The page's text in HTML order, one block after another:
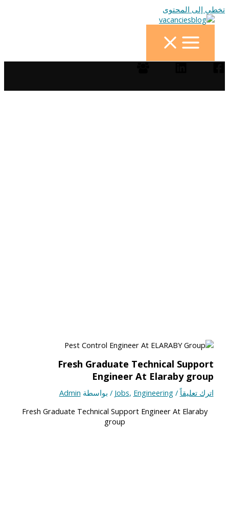
تخطي إلى المحتوى
Fresh Graduate Technical Support
Engineer At Elaraby group
اترك تعليقاً /
Jobs, Engineering / بواسطة Admin
Fresh Graduate Technical Support Engineer At Elaraby
group